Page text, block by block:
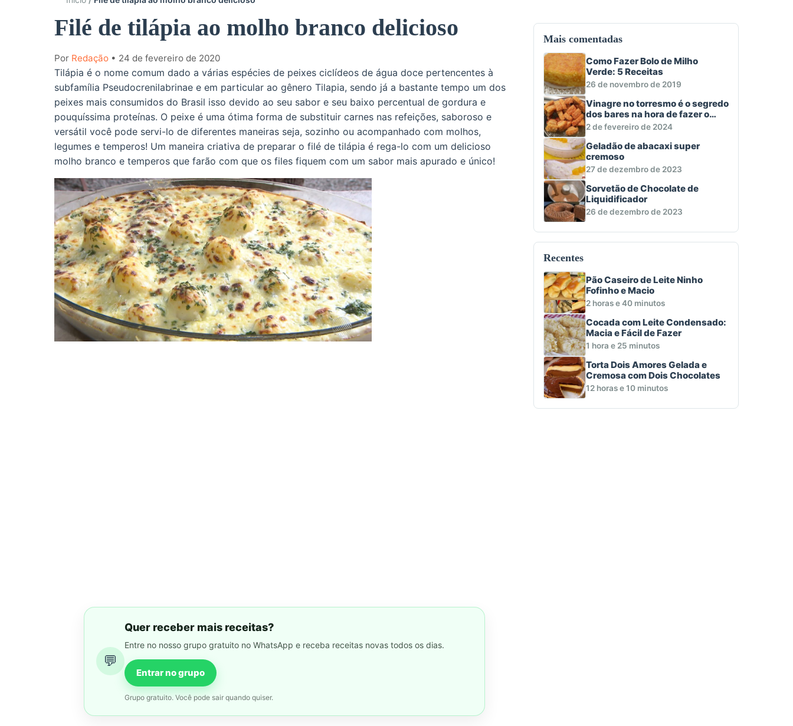
Filé de tilápia ao molho branco delicioso
Por Redação • 24 de fevereiro de 2020
Tilápia é o nome comum dado a várias espécies de peixes ciclídeos de água doce pertencentes à
subfamília Pseudocrenilabrinae e em particular ao gênero Tilapia, sendo já a bastante tempo um dos
peixes mais consumidos do Brasil isso devido ao seu sabor e seu baixo percentual de gordura e
pouquíssima proteínas. O peixe é uma ótima forma de substituir carnes nas refeições, saboroso e
versátil você pode servi-lo de diferentes maneiras seja, sozinho ou acompanhado com molhos,
legumes e temperos! Um maneira criativa de preparar o filé de tilápia é rega-lo com um delicioso
molho branco e temperos que farão com que os files fiquem com um sabor mais apurado e único!
💬
Quer receber mais receitas?
Entre no nosso grupo gratuito no WhatsApp e receba receitas novas todos os dias.
Entrar no grupo
Grupo gratuito. Você pode sair quando quiser.
Mais comentadas
Como Fazer Bolo de Milho
Verde: 5 Receitas
26 de novembro de 2019
Vinagre no torresmo é o segredo
dos bares na hora de fazer o
aperitivo macio e crocante
2 de fevereiro de 2024
Geladão de abacaxi super
cremoso
27 de dezembro de 2023
Sorvetão de Chocolate de
Liquidificador
26 de dezembro de 2023
Recentes
Pão Caseiro de Leite Ninho
Fofinho e Macio
2 horas e 40 minutos
Cocada com Leite Condensado:
Macia e Fácil de Fazer
1 hora e 25 minutos
Torta Dois Amores Gelada e
Cremosa com Dois Chocolates
12 horas e 10 minutos